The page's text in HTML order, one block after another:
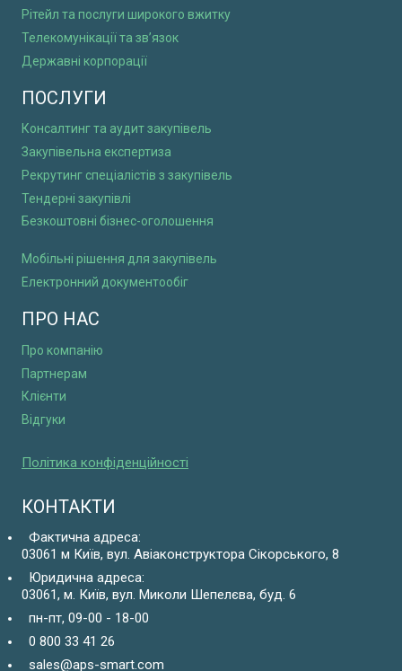
Рітейл та послуги широкого вжитку
Телекомунікації та зв’язок
Державні корпорації
ПОСЛУГИ
Консалтинг та аудит закупівель
Закупівельна експертиза
Рекрутинг спеціалістів з закупівель
Тендерні закупівлі
Безкоштовні бізнес-оголошення
Мобільні рішення для закупівель
Електронний документообіг
ПРО НАС
Про компанію
Партнерам
Клієнти
Відгуки
Політика конфіденційності
КОНТАКТИ
Фактична адреса:
03061 м Київ, вул. Авіаконструктора Сікорського, 8
Юридична адреса:
03061, м. Київ, вул. Миколи Шепелєва, буд. 6
пн-пт, 09-00 - 18-00
0 800 33 41 26
sales@aps-smart.com